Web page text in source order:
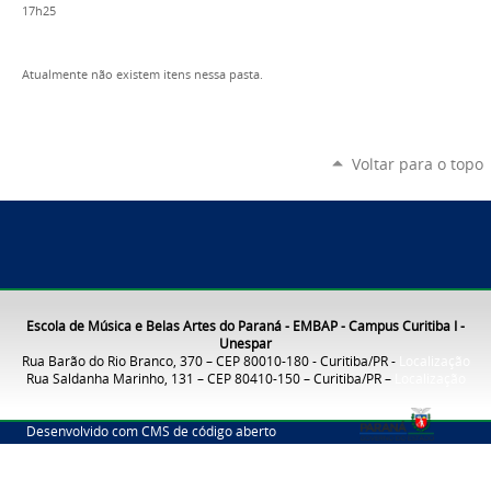
17h25
Atualmente não existem itens nessa pasta.
Voltar para o topo
Escola de Música e Belas Artes do Paraná - EMBAP - Campus Curitiba I -
Unespar
Rua Barão do Rio Branco, 370 – CEP 80010-180 - Curitiba/PR -
Rua Saldanha Marinho, 131 – CEP 80410-150 – Curitiba/PR –
Desenvolvido com CMS de código aberto